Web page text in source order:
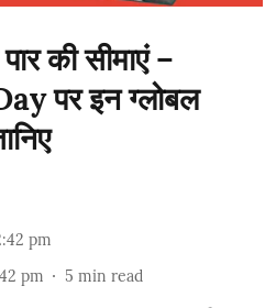
की सीमाएं –
पर इन ग्लोबल
pm
pm 5 min read